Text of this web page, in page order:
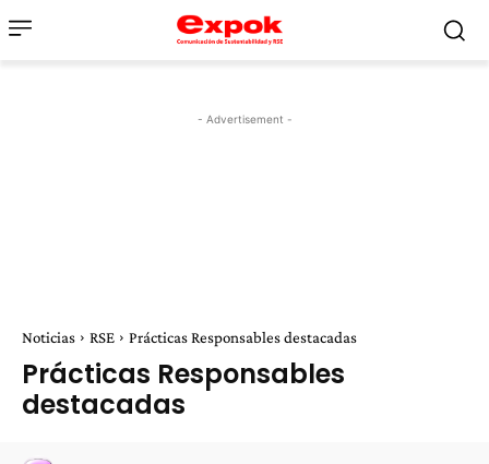
- Advertisement -
Noticias RSE Prácticas Responsables destacadas
Prácticas Responsables
destacadas